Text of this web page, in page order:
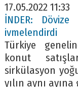
17.05.2022
İNDER:
ivmelendirdi
Türkiye
konut
sirkülasyon
yılın aynı